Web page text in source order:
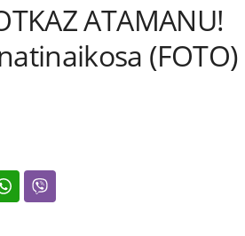
ATAMANU!
(FOTO)